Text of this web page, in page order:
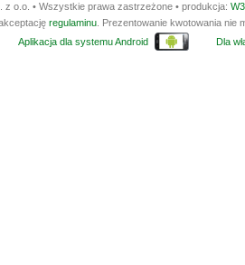
o.o. • Wszystkie prawa zastrzeżone • produkcja:
regulaminu . Prezentowanie kwotowania
Aplikacja dla systemu Android Dla